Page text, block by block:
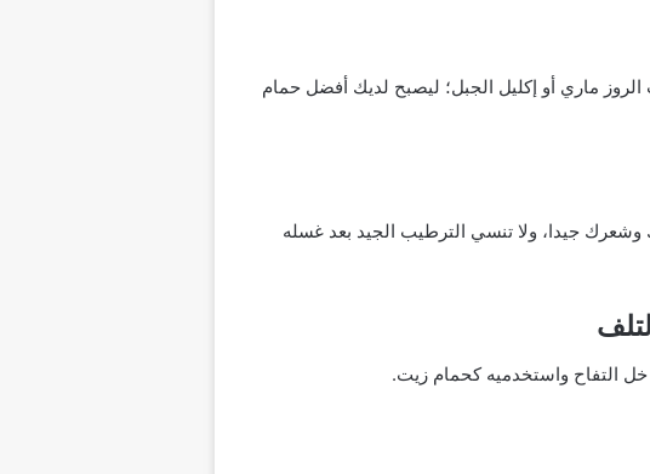
ملعقة كبيرة من جيل صبار الألوفيرا و 7:5 قطرات من زيت الروز ماري أو إكليل الجبل؛ ليصبح لديك أفضل حمام
جيدا، ولا تنسي الترطيب الجيد بعد غسله
التفاح واستخدميه كحمام زيت.